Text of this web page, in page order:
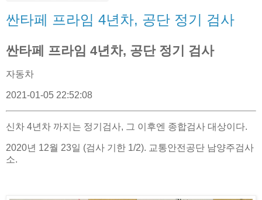
싼타페 프라임 4년차, 공단 정기 검사
싼타페 프라임 4년차, 공단 정기 검사
자동차
2021-01-05 22:52:08
신차 4년차 까지는 정기검사, 그 이후엔 종합검사 대상이다.
2020년 12월 23일 (검사 기한 1/2). 교통안전공단 남양주검사
소.